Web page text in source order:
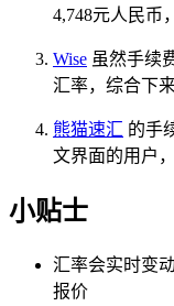
4,748元人民币
Wise 虽然手续
汇率，综合下
熊猫速汇 的手
文界面的用户
小贴士
汇率会实时变
报价